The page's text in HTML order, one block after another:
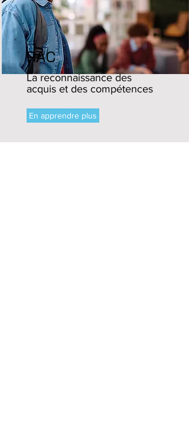
RAC
La reconnaissance des
acquis et des compétences
En apprendre plus